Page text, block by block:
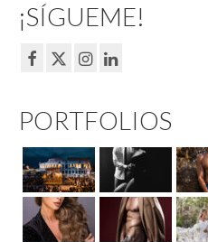
¡SÍGUEME!
PORTFOLIOS